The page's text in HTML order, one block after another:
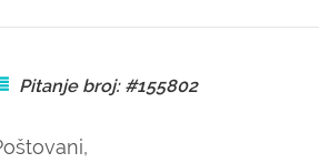
Pitanje broj: #155802